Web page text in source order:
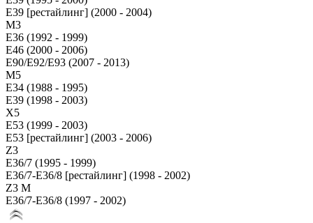
E39 [рестайлинг] (2000 - 2004)
M3
E36 (1992 - 1999)
E46 (2000 - 2006)
E90/E92/E93 (2007 - 2013)
М5
E34 (1988 - 1995)
E39 (1998 - 2003)
X5
E53 (1999 - 2003)
E53 [рестайлинг] (2003 - 2006)
Z3
E36/7 (1995 - 1999)
E36/7-E36/8 [рестайлинг] (1998 - 2002)
Z3 M
E36/7-E36/8 (1997 - 2002)